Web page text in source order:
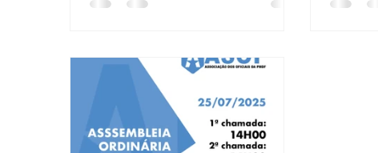
Militar do Distrito Federal no
período de carnaval.